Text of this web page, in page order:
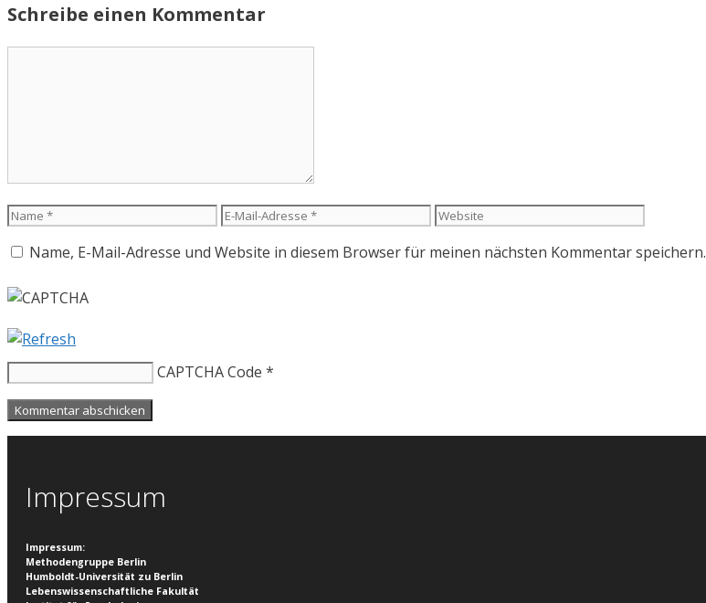
Schreibe einen Kommentar
Name
E-
Adresse
Website
Name, E-Mail-Adresse und Website in diesem Browser für meinen nächsten Kommentar speichern.
CAPTCHA Code *
Impressum
Impressum:
Methodengruppe Berlin
Humboldt-Universität zu Berlin
Lebenswissenschaftliche Fakultät